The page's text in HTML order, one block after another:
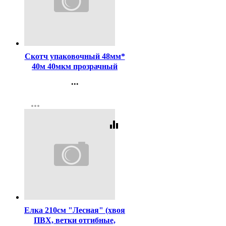
Скотч упаковочный 48мм*
40м 40мкм прозрачный
...
Регистрация
more_horiz
equalizer
Елка 210см "Лесная" (хвоя
ПВХ, ветки отгибные,